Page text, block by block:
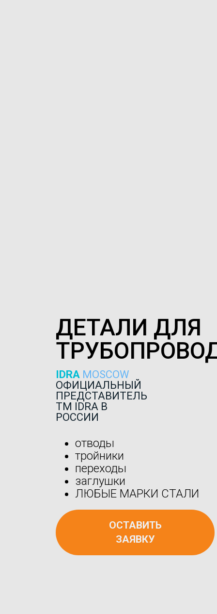
ДЕТАЛИ ДЛЯ
IDRA MOSCOW
ОФИЦИАЛЬНЫЙ
ПРЕДСТАВИТЕЛЬ
ТМ IDRA В
РОССИИ
отводы
тройники
переходы
заглушки
ЛЮБЫЕ МАРКИ СТАЛИ
ОСТАВИТЬ
ЗАЯВКУ